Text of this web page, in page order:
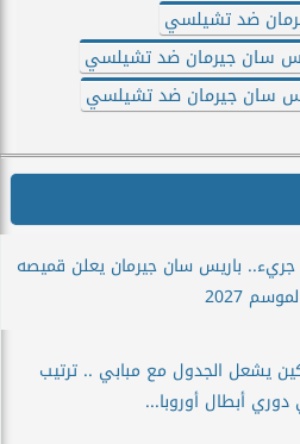
ضد تشيلسي
سان جيرمان ضد تشيلسي
سان جيرمان ضد تشيلسي
باريس سان جيرمان يعلن قميصه
2027
يشعل الجدول مع مبابي .. ترتيب
أبطال أوروبا...